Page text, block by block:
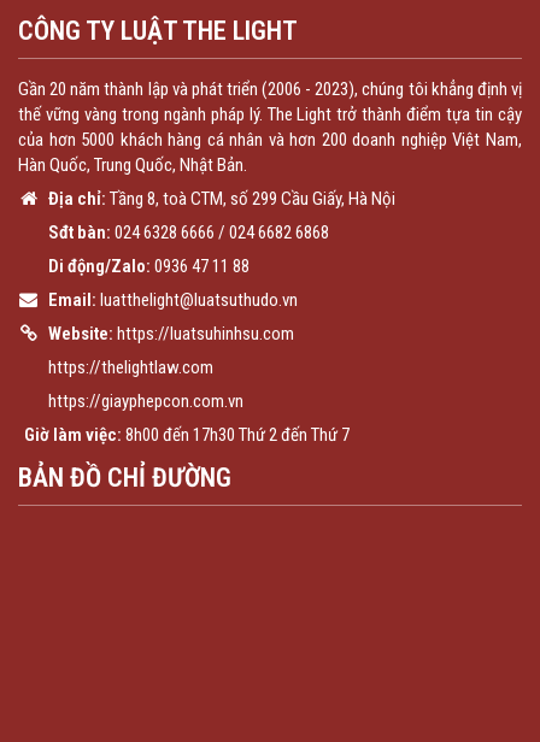
CÔNG TY LUẬT THE LIGHT
Gần 20 năm thành lập và phát triển (2006 - 2023), chúng tôi khẳng định vị
thế vững vàng trong ngành pháp lý. The Light trở thành điểm tựa tin cậy
của hơn 5000 khách hàng cá nhân và hơn 200 doanh nghiệp Việt Nam,
Hàn Quốc, Trung Quốc, Nhật Bản.
Địa chỉ: Tầng 8, toà CTM, số 299 Cầu Giấy, Hà Nội
Sđt bàn: 024 6328 6666 / 024 6682 6868
Di động/Zalo: 0936 47 11 88
Email: luatthelight@luatsuthudo.vn
Website: https://luatsuhinhsu.com
https://thelightlaw.com
https://giayphepcon.com.vn
Giờ làm việc: 8h00 đến 17h30 Thứ 2 đến Thứ 7
BẢN ĐỒ CHỈ ĐƯỜNG